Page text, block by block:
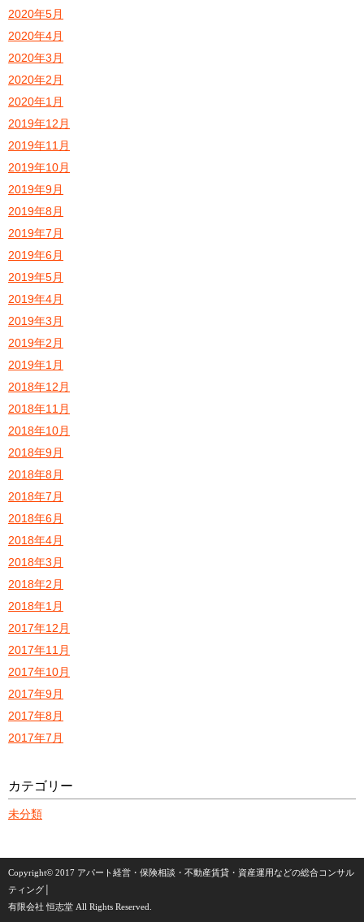
2020年5月
2020年4月
2020年3月
2020年2月
2020年1月
2019年12月
2019年11月
2019年10月
2019年9月
2019年8月
2019年7月
2019年6月
2019年5月
2019年4月
2019年3月
2019年2月
2019年1月
2018年12月
2018年11月
2018年10月
2018年9月
2018年8月
2018年7月
2018年6月
2018年4月
2018年3月
2018年2月
2018年1月
2017年12月
2017年11月
2017年10月
2017年9月
2017年8月
2017年7月
カテゴリー
未分類
Copyright© 2017 アパート経営・保険相談・不動産賃貸・資産運用などの総合コンサル
ティング│
有限会社 恒志堂 All Rights Reserved.